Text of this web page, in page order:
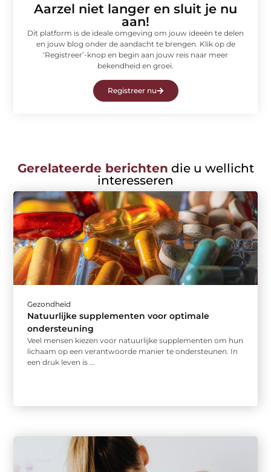
Aarzel niet langer en sluit je nu
aan!
Dit platform is de ideale omgeving om jouw ideeën te delen
en jouw blog onder de aandacht te brengen. Klik op de
‘Registreer’-knop en begin aan jouw reis naar meer
bekendheid en groei.
Registreer nu
Gerelateerde berichten die u wellicht
interesseren
Gezondheid
Natuurlijke supplementen voor optimale
ondersteuning
Veel mensen kiezen voor natuurlijke supplementen om hun
lichaam op een verantwoorde manier te ondersteunen. In
een druk leven is ...